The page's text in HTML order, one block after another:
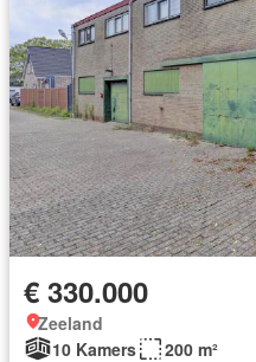
€ 330.000
Zeeland
10 Kamers
200 m²